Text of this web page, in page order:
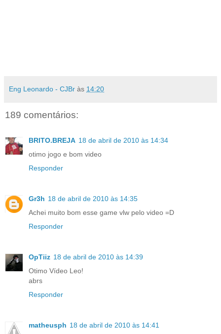
Eng Leonardo - CJBr às 14:20
189 comentários:
BRITO.BREJA 18 de abril de 2010 às 14:34
otimo jogo e bom video
Responder
Gr3h 18 de abril de 2010 às 14:35
Achei muito bom esse game vlw pelo video =D
Responder
OpTiiz 18 de abril de 2010 às 14:39
Otimo Vídeo Leo!
abrs
Responder
matheusph 18 de abril de 2010 às 14:41